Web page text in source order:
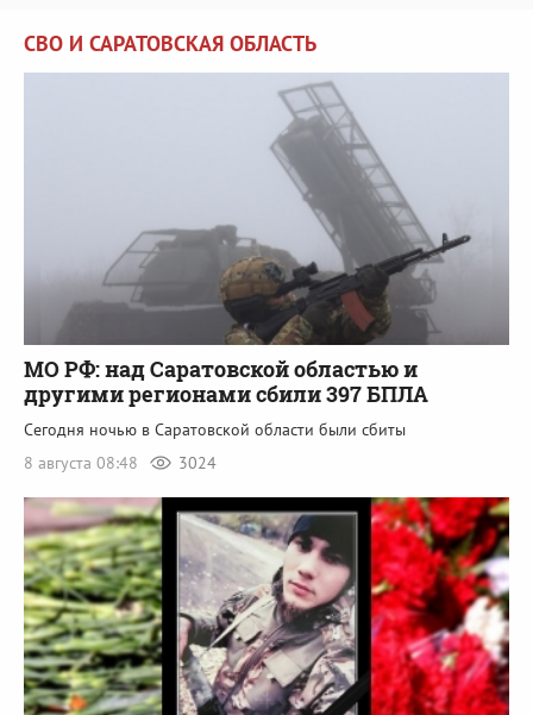
СВО И САРАТОВСКАЯ ОБЛАСТЬ
МО РФ: над Саратовской областью и
другими регионами сбили 397 БПЛА
Сегодня ночью в Саратовской области были сбиты
8 августа 08:48
3024